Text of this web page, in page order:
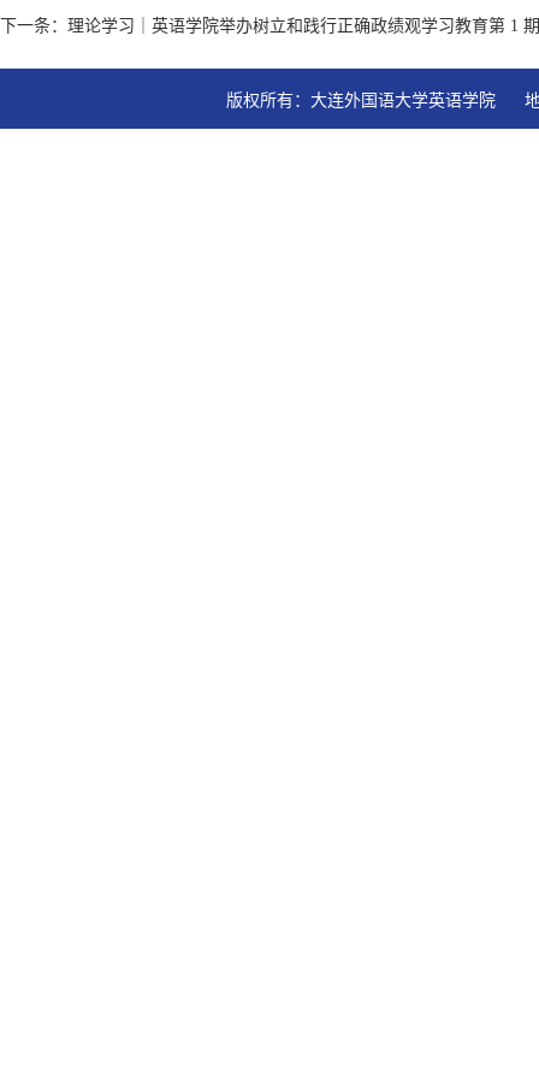
下一条：理论学习｜英语学院举办树立和践行正确政绩观学习教育第 1
版权所有：大连外国语大学英语学院